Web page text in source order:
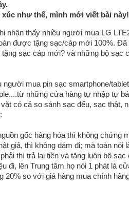
như thế, mình mới viết bài này!
nhận thấy nhiều người mua LG
được tặng sạc/cáp mới 100%.
sạc cáp mới? và những bộ sạc
người mua pin sạc smartphone/
những cửa hàng tự nhập tự
có cả so sánh sạc đểu, sạc thật,
gốc hàng hóa thì không chứng
giả, thì không dám đi; mà toàn nói
thì trả lại tiền và tặng luôn bộ sạc
đi, lên Trung tâm họ nói 1 phát là
20% so với giá hàng mua chính